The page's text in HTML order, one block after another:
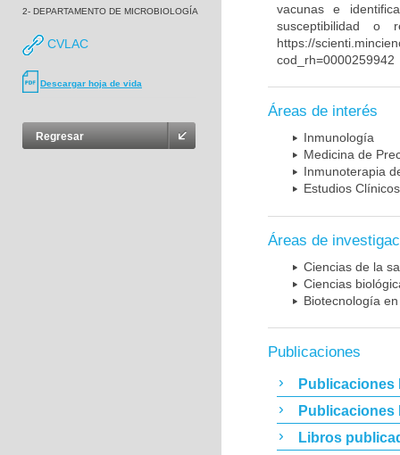
2- DEPARTAMENTO DE MICROBIOLOGÍA
CVLAC
Descargar hoja de vida
Regresar
vacunas e
susceptibilidad o
https://
cod_rh=0000259942
Áreas de interés
Inmunología
Medicina de
Inmunoterapia
Estudios Clínicos
Áreas de
Ciencias de la
Ciencias
Biotecnología
Publicaciones
Publicaciones
Publicaciones
Libros